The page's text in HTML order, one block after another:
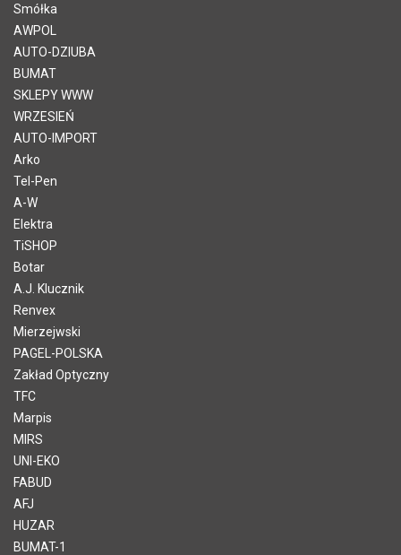
Smółka
AWPOL
AUTO-DZIUBA
BUMAT
SKLEPY WWW
WRZESIEŃ
AUTO-IMPORT
Arko
Tel-Pen
A-W
Elektra
TiSHOP
Botar
A.J. Klucznik
Renvex
Mierzejwski
PAGEL-POLSKA
Zakład Optyczny
TFC
Marpis
MIRS
UNI-EKO
FABUD
AFJ
HUZAR
BUMAT-1